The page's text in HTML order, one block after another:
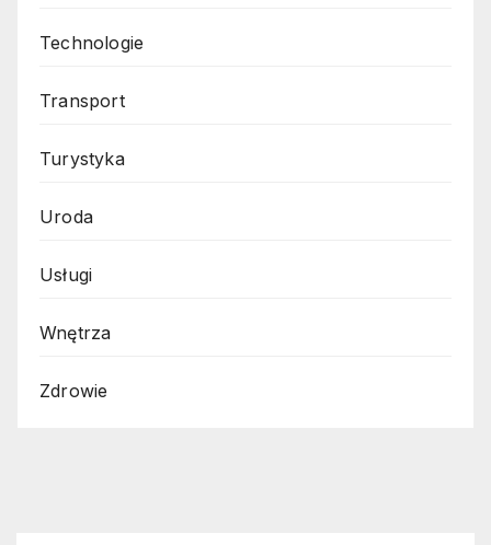
Technologie
Transport
Turystyka
Uroda
Usługi
Wnętrza
Zdrowie